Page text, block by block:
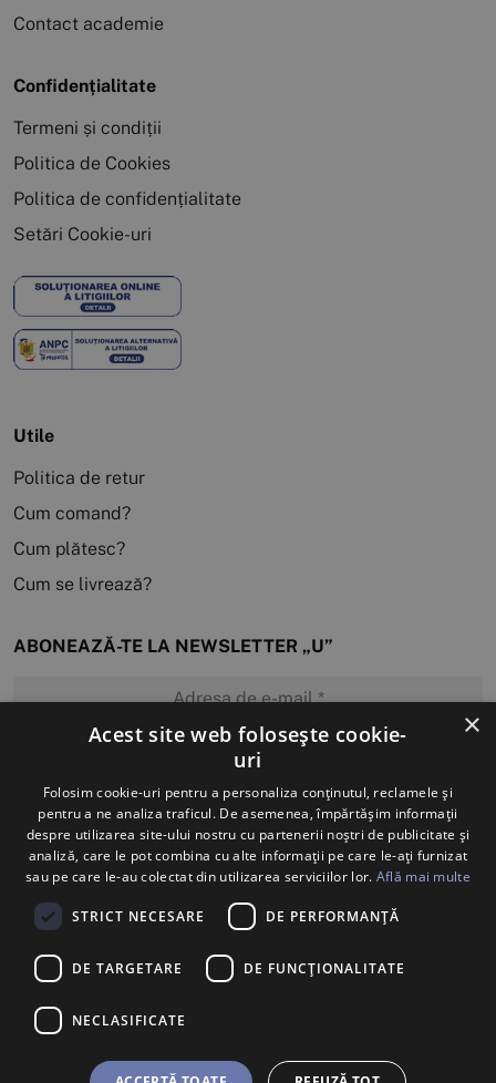
Contact academie
Confidențialitate
Termeni și condiții
Politica de Cookies
Politica de confidențialitate
Setări Cookie-uri
Utile
Politica de retur
Cum comand?
Cum plătesc?
Cum se livrează?
ABONEAZĂ-TE LA NEWSLETTER „U”
MĂ ABONEZ
×
Acest site web folosește cookie-
uri
Folosim cookie-uri pentru a personaliza conținutul, reclamele și
pentru a ne analiza traficul. De asemenea, împărtășim informații
despre utilizarea site-ului nostru cu partenerii noștri de publicitate și
analiză, care le pot combina cu alte informații pe care le-ați furnizat
sau pe care le-au colectat din utilizarea serviciilor lor. Află mai multe
STRICT NECESARE DE PERFORMANȚĂ
DE TARGETARE DE FUNCŢIONALITATE
NECLASIFICATE